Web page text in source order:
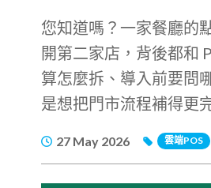
您知道嗎？一家餐廳的
開第二家店，背後都和
算怎麼拆、導入前要問
是想把門市流程補得更
27 May 2026 雲端POS